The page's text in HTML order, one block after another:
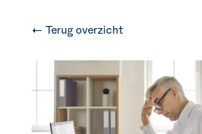
← Terug overzicht